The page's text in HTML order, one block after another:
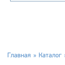
Главная Каталог